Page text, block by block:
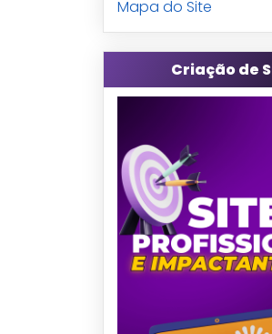
Mapa do Site
Criação de